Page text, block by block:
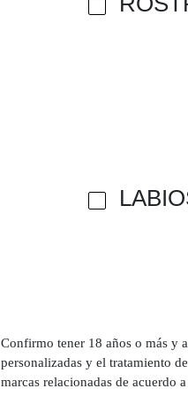
Confirmo tener 18 años o más y
personalizadas y el tratamiento
marcas relacionadas de acuerdo